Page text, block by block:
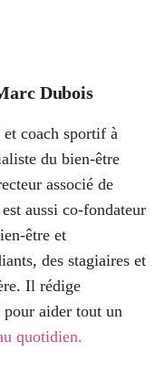
Dubois
coach sportif à
du bien-être
associé de
aussi co-fondateur
être et
des stagiaires et
Il rédige
aider tout un
quotidien.